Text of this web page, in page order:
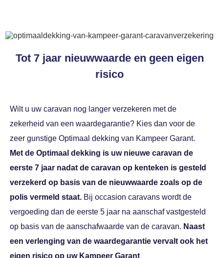
Tot 7 jaar nieuwwaarde en geen eigen
risico
Wilt u uw caravan nog langer verzekeren met de
zekerheid van een waardegarantie? Kies dan voor de
zeer gunstige Optimaal dekking van Kampeer Garant.
Met de Optimaal dekking is uw nieuwe caravan de
eerste 7 jaar nadat de caravan op kenteken is gesteld
verzekerd op basis van de nieuwwaarde zoals op de
polis vermeld staat. Bij occasion caravans wordt de
vergoeding dan de eerste 5 jaar na aanschaf vastgesteld
op basis van de aanschafwaarde van de caravan. Naast
een verlenging van de waardegarantie vervalt ook het
eigen risico op uw Kampeer Garant